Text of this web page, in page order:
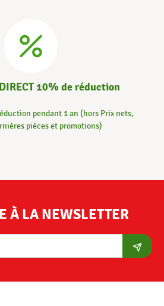
10% de réduction
pendant 1 an (hors Prix nets,
pièces et promotions)
À LA NEWSLETTER